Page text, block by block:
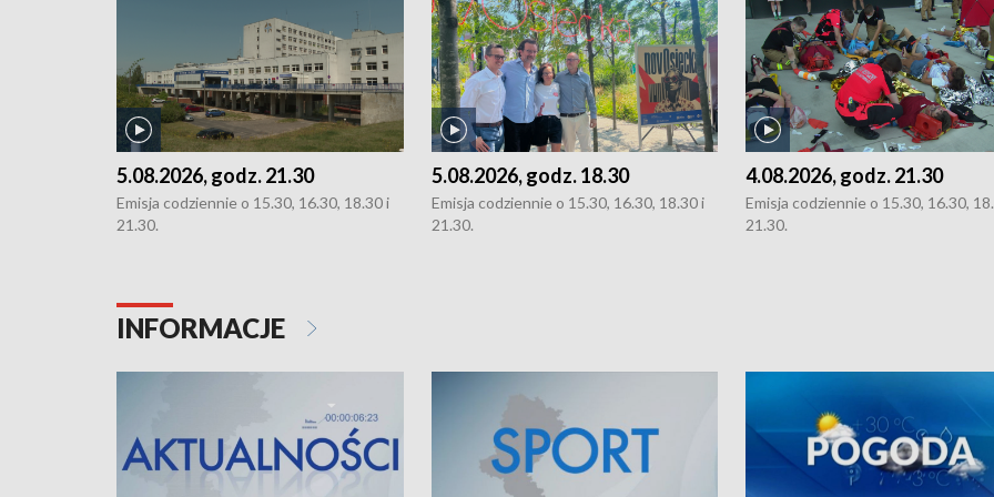
5.08.2026, godz. 21.30
Emisja codziennie o 15.30, 16.30, 18.30 i
21.30.
5.08.2026, godz. 18.30
Emisja codziennie o 15.30, 16.30, 18.30 i
21.30.
4.08.2026, godz. 21.30
Emisja codziennie o 15.30, 16.30,
21.30.
INFORMACJE